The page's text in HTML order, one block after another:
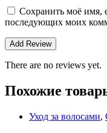
Сохранить моё имя,
последующих моих
There are no reviews yet.
Похожие
Уход за волосами,